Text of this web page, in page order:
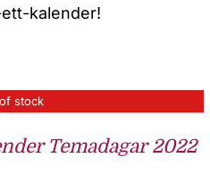
kalender!
stock
Temadagar 2022